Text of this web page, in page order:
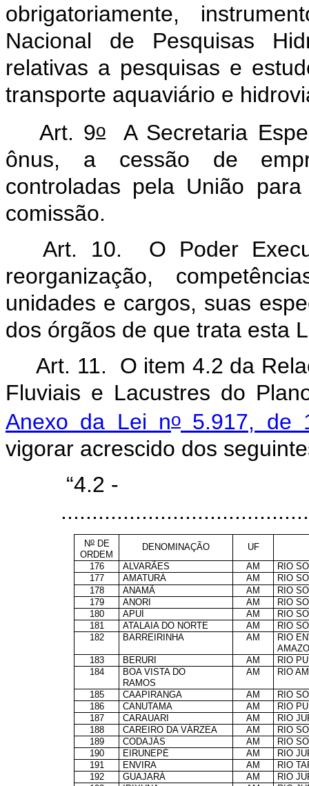
obrigatoriamente,
Nacional de Pesquisas
relativas a pesquisas e
transporte aquaviário e
Art. 9oA Secretaria
ônus, a cessão de
controladas pela União
comissão.
Art. 10. O Poder
reorganização,
unidades e cargos, suas
dos órgãos de que trata esta
Art. 11.
O item 4.2 da
Fluviais e Lacustres do
Anexo da Lei no 5.917, de
vigorar acrescido dos
“4.2 -
NoDE DENOMINAÇÃO UF
ORDEM
176
ALVARÃES AM
RIO
177
AMATURÁ AM
RIO
178
ANAMÃ AM
RIO
179
ANORI AM
RIO
180
APUÍ AM
RIO
181
ATALAIA DO NORTE AM
RIO
182
BARREIRINHA AM
RIO
183
BERURI AM
RIO
184
BOA VISTA DO AM
RIO
RAMOS
185
CAAPIRANGA AM
RIO
186
CANUTAMA AM
RIO
187
CARAUARI AM
RIO
188
CAREIRO DA VÁRZEA AM
RIO
189
CODAJÁS AM
RIO
190
EIRUNEPÉ AM
RIO
191
ENVIRA AM
RIO
192
GUAJARÁ AM
RIO